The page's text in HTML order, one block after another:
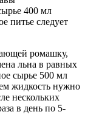
400 мл
питье следует
ромашку,
льна в равных
сырье 500 мл
жидкость нужно
нескольких
в день по 5-